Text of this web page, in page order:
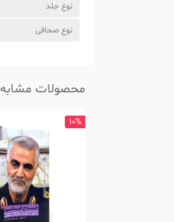
نوع جلد
نوع صحافی
محصولات مشابه
10%